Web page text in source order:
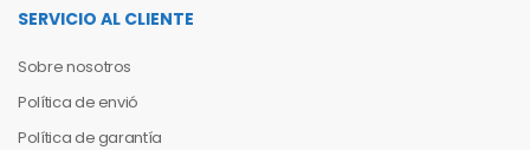
SERVICIO AL CLIENTE
Sobre nosotros
Política de envió
Política de garantía